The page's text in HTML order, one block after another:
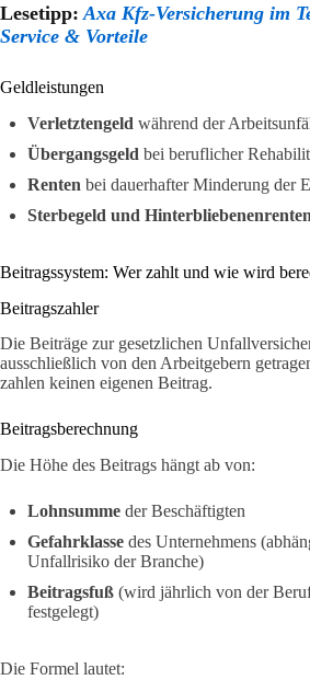
Lesetipp: Axa Kfz-Versicherung im
Service & Vorteile
Geldleistungen
Verletztengeld während der
Übergangsgeld bei beruflicher
Renten bei dauerhafter Minderung der
Sterbegeld und Hinterbliebenenrenten
Beitragssystem: Wer zahlt und wie wird
Beitragszahler
Die Beiträge zur gesetzlichen
ausschließlich von den Arbeitgebern
zahlen keinen eigenen Beitrag.
Beitragsberechnung
Die Höhe des Beitrags hängt ab von:
Lohnsumme der Beschäftigten
Gefahrklasse des Unternehmens
Unfallrisiko der Branche)
Beitragsfuß (wird jährlich von der
festgelegt)
Die Formel lautet: